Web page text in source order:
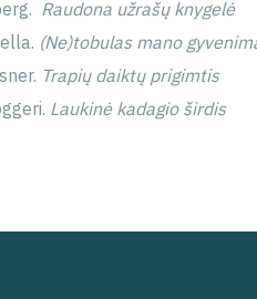
Raudona užrašų knygelė
(Ne)tobulas mano
Trapių daiktų prigimtis
Laukinė kadagio širdis